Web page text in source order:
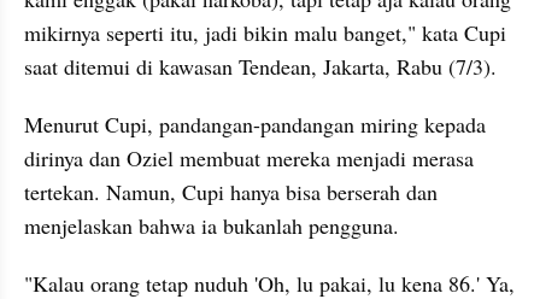
mikirnya seperti itu, jadi bikin malu banget," kata Cupi
saat ditemui di kawasan Tendean, Jakarta, Rabu (7/3).
Menurut Cupi, pandangan-pandangan miring kepada
dirinya dan Oziel membuat mereka menjadi merasa
tertekan. Namun, Cupi hanya bisa berserah dan
menjelaskan bahwa ia bukanlah pengguna.
"Kalau orang tetap nuduh 'Oh, lu pakai, lu kena 86.' Ya,